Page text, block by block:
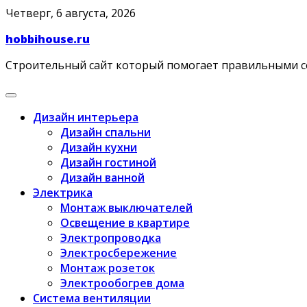
Skip
content
Четверг, 6 августа, 2026
hobbihouse.ru
Строительный сайт который помогает правильными
Дизайн интерьера
Дизайн спальни
Дизайн кухни
Дизайн гостиной
Дизайн ванной
Электрика
Монтаж выключателей
Освещение в квартире
Электропроводка
Электросбережение
Монтаж розеток
Электрообогрев дома
Система вентиляции